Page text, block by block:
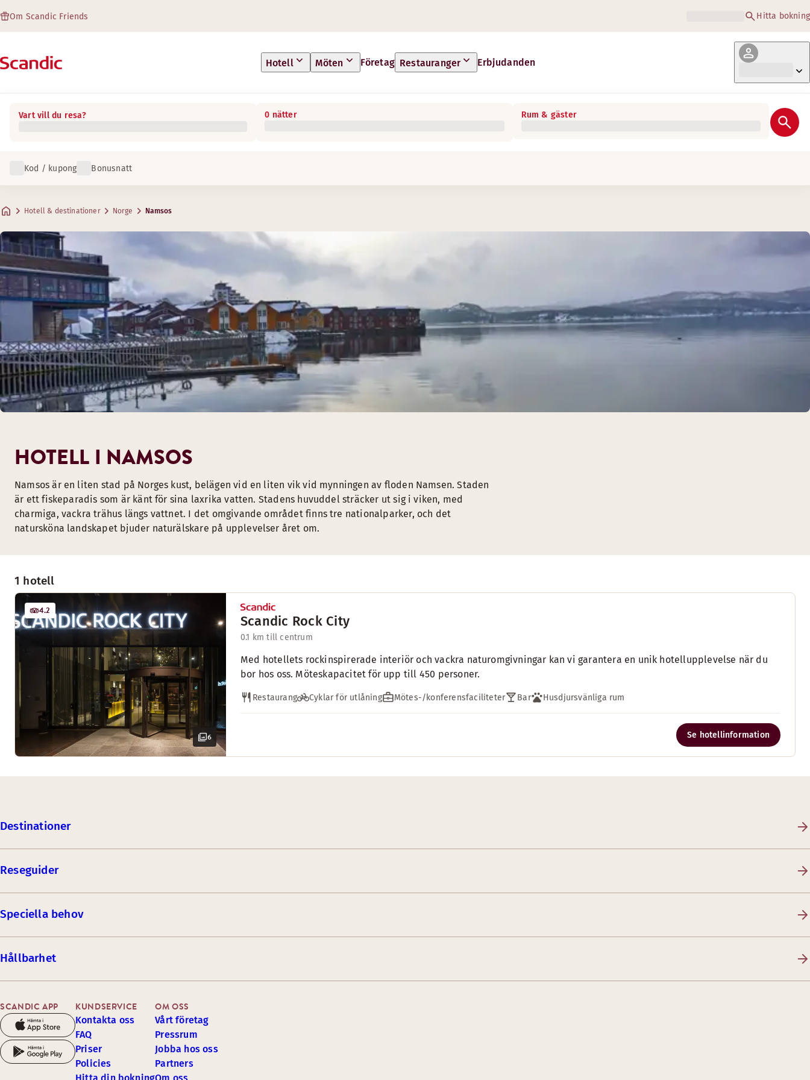
Om Scandic Friends Hitta bokning
Hotell Möten Företag Restauranger Erbjudanden
Vart vill du resa? 0 nätter Rum & gäster
Kod / kupong Bonusnatt
Hotell & destinationer Norge Namsos
1 hotell
6
4.2
Scandic Rock City
0.1 km till centrum
Med hotellets rockinspirerade interiör och vackra naturomgivningar kan vi garantera en unik hotellupplevelse när du
bor hos oss. Möteskapacitet för upp till 450 personer.
Restaurang Cyklar för utlåning Mötes-/konferensfaciliteter Bar Husdjursvänliga rum
Se hotellinformation
HOTELL I NAMSOS
Namsos är en liten stad på Norges kust, belägen vid en liten vik vid mynningen av floden Namsen. Staden
är ett fiskeparadis som är känt för sina laxrika vatten. Stadens huvuddel sträcker ut sig i viken, med
charmiga, vackra trähus längs vattnet. I det omgivande området finns tre nationalparker, och det
natursköna landskapet bjuder naturälskare på upplevelser året om.
Destinationer
Reseguider
Speciella behov
Hållbarhet
SCANDIC APP KUNDSERVICE
Kontakta oss
FAQ
Priser
Policies
OM OSS
Vårt företag
Pressrum
Jobba hos oss
Partners